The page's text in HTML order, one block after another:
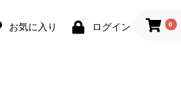
お気に入り ログイン 0